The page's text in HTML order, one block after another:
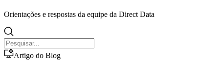
Orientações e respostas da equipe da Direct Data
Artigo do Blog